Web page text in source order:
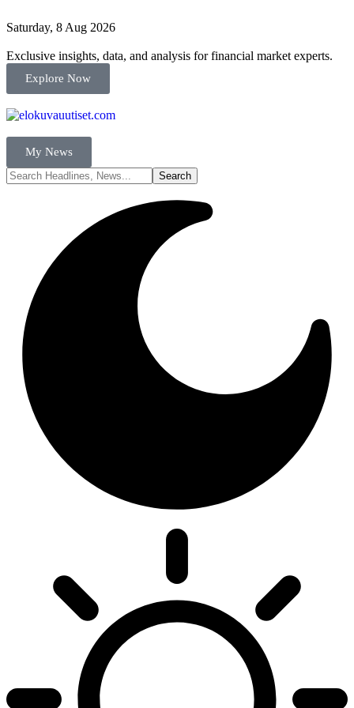
Saturday, 8 Aug 2026
Exclusive insights, data, and analysis for financial market experts.
Explore Now
My News